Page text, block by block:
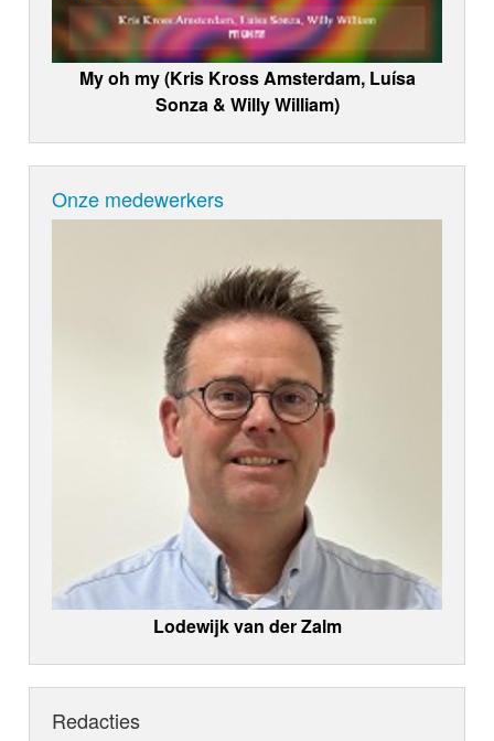
My oh my (Kris Kross Amsterdam, Luísa
Sonza & Willy William)
Onze medewerkers
Lodewijk van der Zalm
Redacties